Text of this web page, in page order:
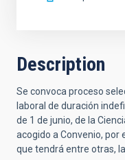
Description
Se convoca proceso
laboral de duración
de 1 de junio, de la
acogido a Convenio, por
que tendrá entre otras,